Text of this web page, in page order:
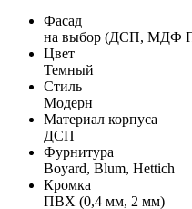
Фасад
на выбор (ДСП, МДФ
Цвет
Темный
Стиль
Модерн
Материал корпуса
ДСП
Фурнитура
Boyard, Blum, Hettich
Кромка
ПВХ (0,4 мм, 2 мм)